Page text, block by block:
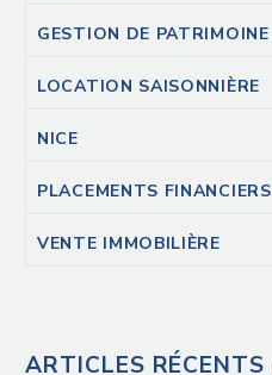
GESTION DE PATRIMOINE
LOCATION SAISONNIÈRE
NICE
PLACEMENTS FINANCIERS
VENTE IMMOBILIÈRE
ARTICLES RÉCENTS